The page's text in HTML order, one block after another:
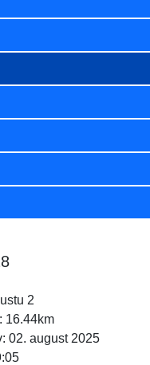
2
16.44km
02. august 2025